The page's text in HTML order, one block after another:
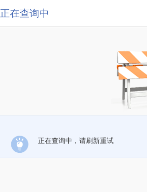
正在查询中
正在查询中，请刷新重试